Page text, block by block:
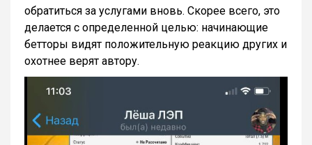
обратиться за услугами вновь. Скорее всего, это
делается с определенной целью: начинающие
бетторы видят положительную реакцию других и
охотнее верят автору.